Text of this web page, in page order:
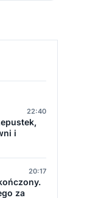
22:40
i
20:17
za